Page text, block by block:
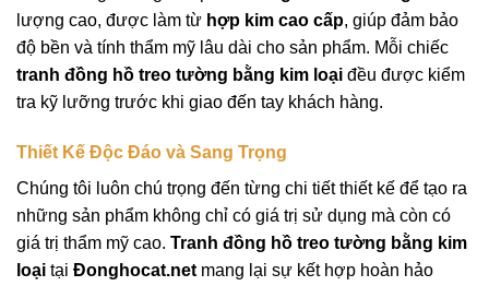
lượng cao, được làm từ hợp kim cao cấp, giúp đảm bảo
độ bền và tính thẩm mỹ lâu dài cho sản phẩm. Mỗi chiếc
tranh đồng hồ treo tường bằng kim loại đều được kiểm
tra kỹ lưỡng trước khi giao đến tay khách hàng.
Thiết Kế Độc Đáo và Sang Trọng
Chúng tôi luôn chú trọng đến từng chi tiết thiết kế để tạo ra
những sản phẩm không chỉ có giá trị sử dụng mà còn có
giá trị thẩm mỹ cao. Tranh đồng hồ treo tường bằng kim
loại tại Đonghocat.net mang lại sự kết hợp hoàn hảo